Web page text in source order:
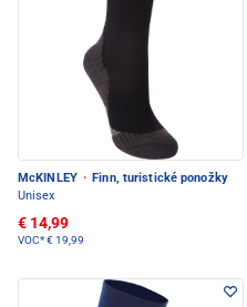
McKINLEY · Finn, turistické ponožky
Unisex
€ 14,99
VOC*€ 19,99